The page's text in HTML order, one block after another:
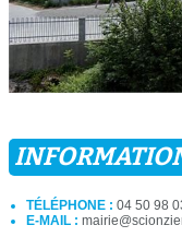
TÉLÉPHONE : 04 50 98
E-MAIL :